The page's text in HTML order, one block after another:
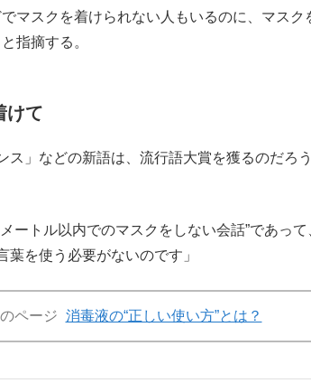
マスクを着けられない人もいるのに、マスク
指摘する。
けて
ス」などの新語は、流行語大賞を獲るのだろ
ートル以内でのマスクをしない会話”であっ
葉を使う必要がないのです」
ページ 消毒液の“正しい使い方”とは？